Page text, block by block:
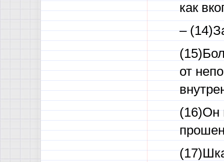
как
–
от
(16)Он